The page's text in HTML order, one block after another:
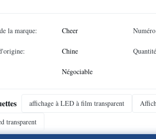
la marque: Cheer
Chine
Négociable
affichage à LED à film transparent
transparent